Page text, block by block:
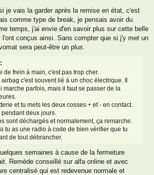
je vais la garder après la remise en état, c'est
comme type de break, je pensais avoir du
temps, j'ai envie d'en savoir plus sur cette belle
l'ont conçus ainsi. Sans compter que si j'y met un
sera peut-être un plus.
de frein à main, c'est pas trop cher.
c'est souvent lié à un choc électrique. Il
marche parfois, mais il faut se passer de la
et tu mets les deux cosses + et - en contact.
deux jours.
sont déchargés et normalement, ça remarche.
tu as une radio à code de bien vérifier que tu
de tout débrancher.
semaines à cause de la fermeture
Remède conseillé sur alfa online et avec
centralisé qui est redevenue normale et